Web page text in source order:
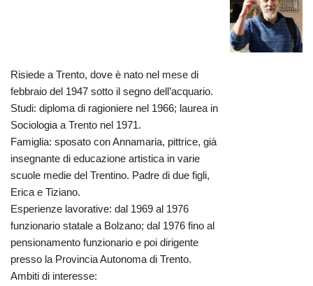
Risiede a Trento, dove è nato nel mese di
febbraio del 1947 sotto il segno dell’acquario.
Studi: diploma di ragioniere nel 1966; laurea in
Sociologia a Trento nel 1971.
Famiglia: sposato con Annamaria, pittrice, già
insegnante di educazione artistica in varie
scuole medie del Trentino. Padre di due figli,
Erica e Tiziano.
Esperienze lavorative: dal 1969 al 1976
funzionario statale a Bolzano; dal 1976 fino al
pensionamento funzionario e poi dirigente
presso la Provincia Autonoma di Trento.
Ambiti di interesse: